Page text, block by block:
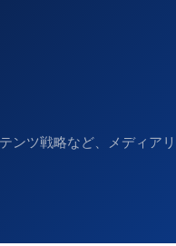
ンツ戦略など、メディア